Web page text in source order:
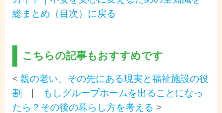
総まとめ（目次）に戻る
こちらの記事もおすすめです
< 親の老い、その先にある現実と福祉施設の役
割
|
もしグループホームを出ることになっ
たら？その後の暮らし方を考える >